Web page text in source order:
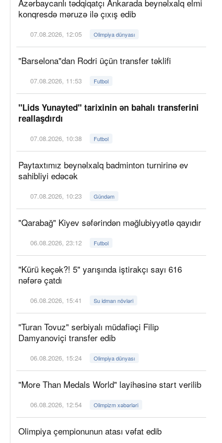
Azərbaycanlı tədqiqatçı Ankarada beynəlxalq elmi
konqresdə məruzə ilə çıxış edib
07.08.2026, 12:05 Olimpiya dünyası
"Barselona"dan Rodri üçün transfer təklifi
07.08.2026, 11:53 Futbol
"Lids Yunayted" tarixinin ən bahalı transferini
reallaşdırdı
07.08.2026, 10:38 Futbol
Paytaxtımız beynəlxalq badminton turnirinə ev
sahibliyi edəcək
07.08.2026, 10:23 Gündəm
"Qarabağ" Kiyev səfərindən məğlubiyyətlə qayıdır
06.08.2026, 23:12 Futbol
"Kürü keçək?! 5" yarışında iştirakçı sayı 616
nəfərə çatdı
06.08.2026, 15:41 Su idman növləri
"Turan Tovuz" serbiyalı müdafiəçi Filip
Damyanoviçi transfer edib
06.08.2026, 15:24 Olimpiya dünyası
"More Than Medals World" layihəsinə start verilib
06.08.2026, 12:54 Olimpizm xəbərləri
Olimpiya çempionunun atası vəfat edib